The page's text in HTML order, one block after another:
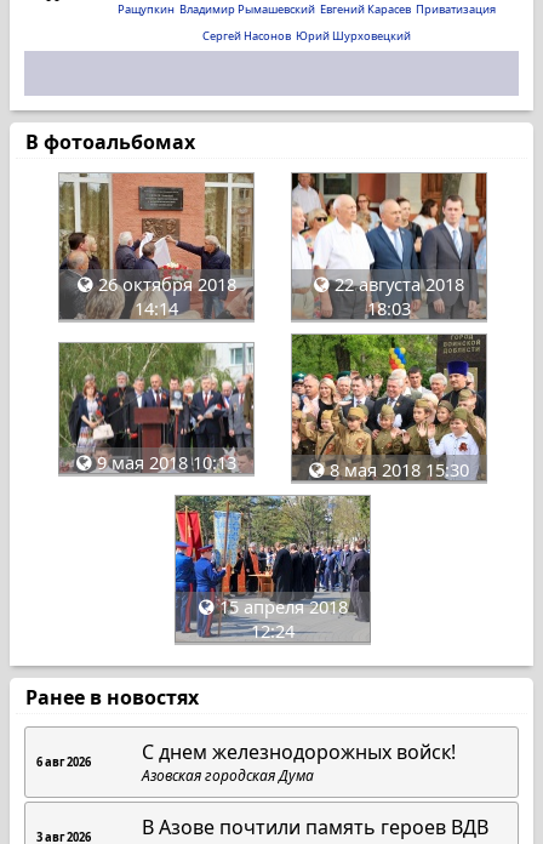
Ращупкин Владимир Рымашевский Евгений Карасев Приватизация
Сергей Насонов Юрий Шурховецкий
В фотоальбомах
26 октября 2018
14:14
22 августа 2018
18:03
9 мая 2018 10:13 8 мая 2018 15:30
15 апреля 2018
12:24
Ранее в новостях
6 авг 2026 С днем железнодорожных войск!
Азовская городская Дума
3 авг 2026 В Азове почтили память героев ВДВ